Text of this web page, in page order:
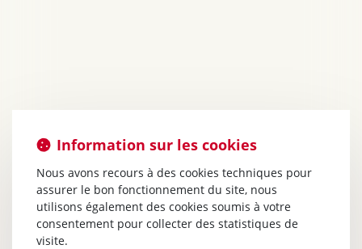
Information sur les cookies
Nous avons recours à des cookies techniques pour
assurer le bon fonctionnement du site, nous
utilisons également des cookies soumis à votre
consentement pour collecter des statistiques de
visite.